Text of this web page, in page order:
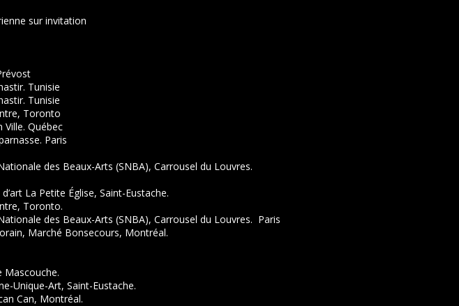
sur invitation
Tunisie
Tunisie
Toronto
Ville. Québec
Paris
des Beaux-Arts (SNBA), Carrousel du Louvres.
La Petite Église, Saint-Eustache.
Toronto.
des Beaux-Arts (SNBA), Carrousel du Louvres. Paris
Marché Bonsecours, Montréal.
Mascouche.
Unique-Art, Saint-Eustache.
Can, Montréal.